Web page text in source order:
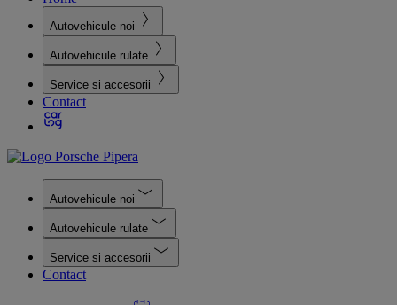
Autovehicule noi
Autovehicule rulate
Service si accesorii
Contact
Autovehicule noi
Autovehicule rulate
Service si accesorii
Contact